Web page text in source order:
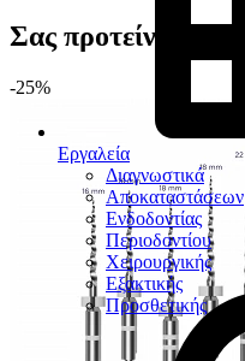
Εργαλεία
Διαγνωστικά
Αποκαταστάσεων
Ενδοδοντίας
Περιοδοντίου
Χειρουργικής
Εξακτικής
Προσθετικής
Σας προτείνουμε
-25%